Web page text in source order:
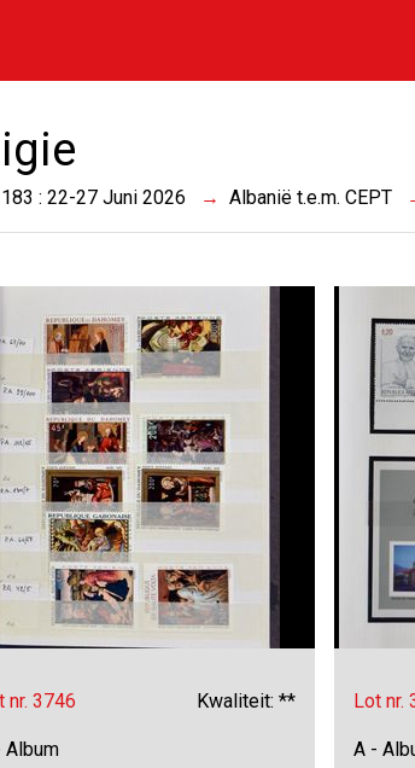
: 22-27 Juni 2026 Albanië t.e.m. CEPT
nr. 3746 Kwaliteit: **
Album
Lot nr.
A -